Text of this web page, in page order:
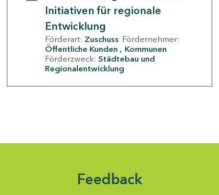
Initiativen für regionale
Entwicklung
Förderart: Zuschuss Fördernehmer:
Öffentliche Kunden
Kommunen
Förderzweck: Städtebau und
Regionalentwicklung
Feedback